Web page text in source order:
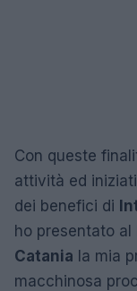
Con queste
attività ed
dei benefici di
ho presentato al
Catania la mia
macchinosa